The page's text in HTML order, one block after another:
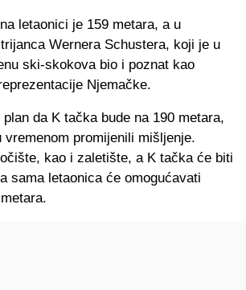
letaonici je 159 metara, a u
Wernera Schustera, koji je u
ski-skokova bio i poznat kao
Njemačke.
da K tačka bude na 190 metara,
vremenom promijenili mišljenje.
kao i zaletište, a K tačka će biti
sama letaonica će omogućavati